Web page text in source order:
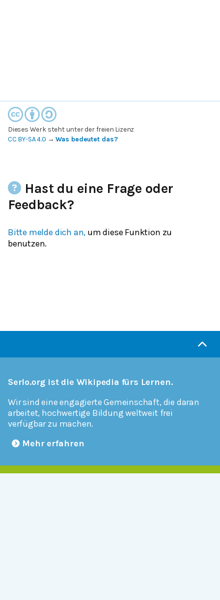
Dieses Werk steht unter der freien Lizenz
CC BY-SA 4.0 →Was bedeutet das?
Hast du eine Frage oder
Feedback?
Bitte melde dich an, um diese Funktion zu
benutzen.
Serlo.org ist die Wikipedia fürs Lernen.
Wir sind eine engagierte Gemeinschaft, die daran
arbeitet, hochwertige Bildung weltweit frei
verfügbar zu machen.
Mehr erfahren